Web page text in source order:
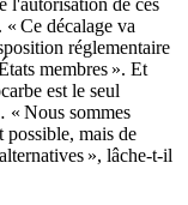
Ce décalage va
réglementaire
membres ». Et
est le seul
« Nous sommes
possible, mais de
», lâche-t-il